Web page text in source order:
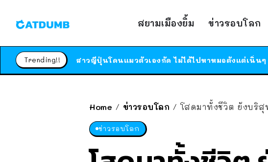
สยามเมืองยิ้ม ข่าวรอบโลก
Trending!!
Home / ข่าวรอบโลก / โสดมาทั้งชีวิต ยังบริ
ข่าวรอบโลก